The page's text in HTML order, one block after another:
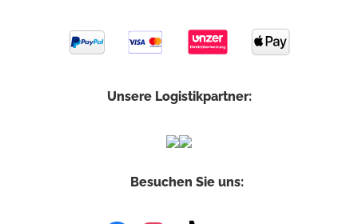
Unsere Logistikpartner:
Besuchen Sie uns: